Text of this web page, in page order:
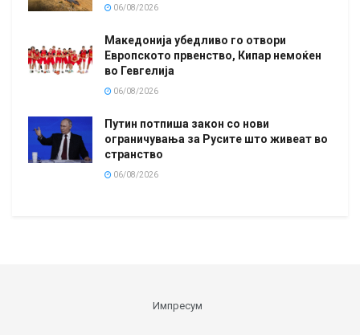
06/08/2026
Македонија убедливо го отвори
Европското првенство, Кипар немоќен
во Гевгелија
06/08/2026
Путин потпиша закон со нови
ограничувања за Русите што живеат во
странство
06/08/2026
Импресум